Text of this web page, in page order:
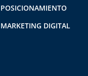
POSICIONAMIENTO
MARKETING DIGITAL